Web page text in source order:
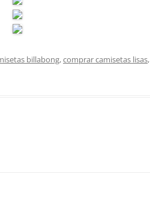
billabong,comprar camisetas lisas,